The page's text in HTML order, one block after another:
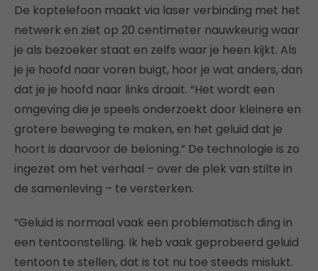
De koptelefoon maakt via laser verbinding met het
netwerk en ziet op 20 centimeter nauwkeurig waar
je als bezoeker staat en zelfs waar je heen kijkt. Als
je je hoofd naar voren buigt, hoor je wat anders, dan
dat je je hoofd naar links draait. “Het wordt een
omgeving die je speels onderzoekt door kleinere en
grotere beweging te maken, en het geluid dat je
hoort is daarvoor de beloning.” De technologie is zo
ingezet om het verhaal – over de plek van stilte in
de samenleving – te versterken.
“Geluid is normaal vaak een problematisch ding in
een tentoonstelling. Ik heb vaak geprobeerd geluid
tentoon te stellen, dat is tot nu toe steeds mislukt.